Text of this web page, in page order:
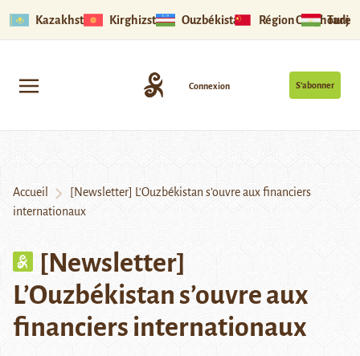
Kazakhstan Kirghizstan Ouzbékistan Région Ouïghoure
S’abonner
Connexion
Accueil
[Newsletter] L’Ouzbékistan s’ouvre aux financiers
internationaux
[Newsletter]
L’Ouzbékistan s’ouvre aux
financiers internationaux